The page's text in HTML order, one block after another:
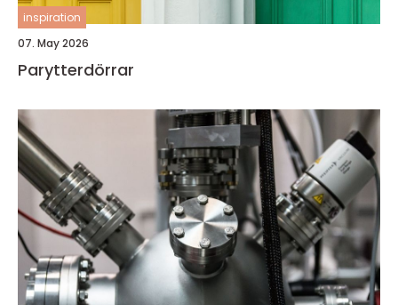
inspiration
07. May 2026
Parytterdörrar